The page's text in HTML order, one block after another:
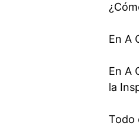
En A
En A
la
Todo